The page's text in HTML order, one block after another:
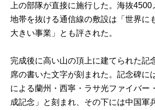
上の部隊が直接に施行した。海抜
地帯を抜ける通信線の敷設は「世界に
大きい事業」とも評された。
完成後に高い山の頂上に建てられた記
席の書いた文字が刻まれた。記念碑に
による蘭州・西寧・ラサ光ファイバー
成記念」と刻まれ、その下には中国軍